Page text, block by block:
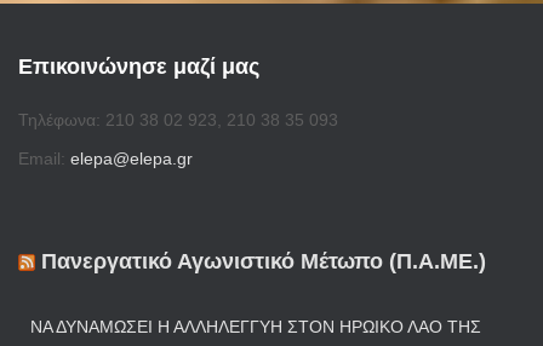
Επικοινώνησε μαζί μας
Τηλέφωνα: 210 38 02 923, 210 38 35 093
Email: elepa@elepa.gr
Πανεργατικό Αγωνιστικό Μέτωπο (Π.Α.ΜΕ.)
ΝΑ ΔΥΝΑΜΏΣΕΙ Η ΑΛΛΗΛΕΓΓΎΗ ΣΤΟΝ ΗΡΩΙΚΌ ΛΑΌ ΤΗΣ